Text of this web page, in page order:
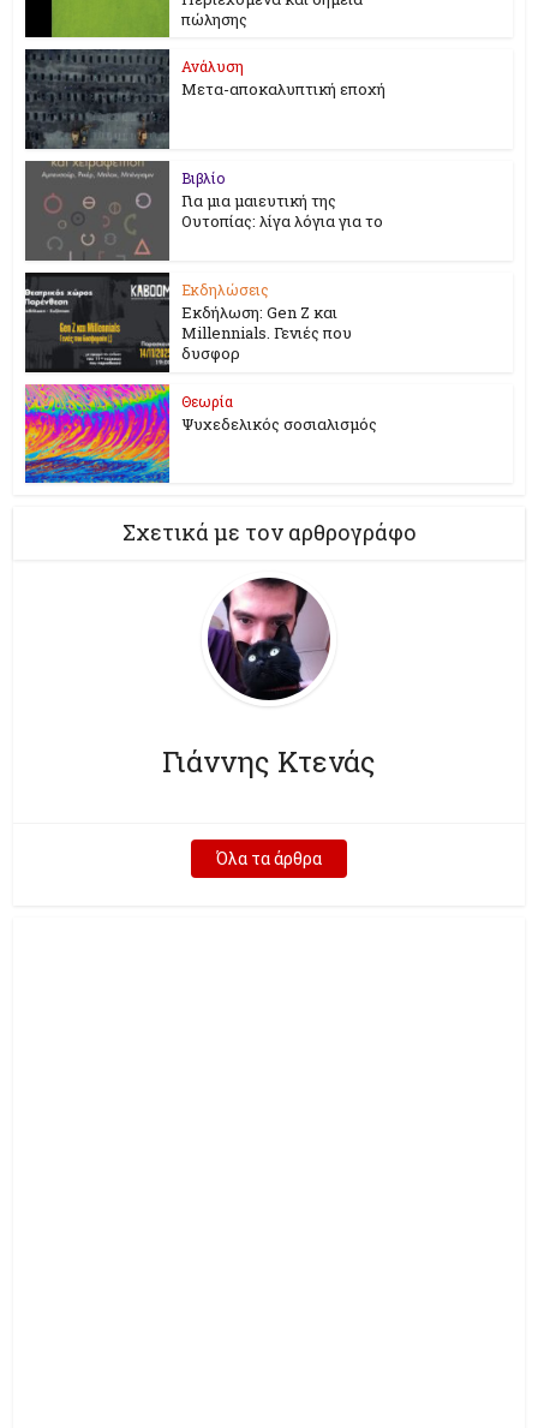
πώλησης
Ανάλυση
Μετα-αποκαλυπτική εποχή
Βιβλίο
Για μια μαιευτική της
Ουτοπίας: λίγα λόγια για το
Εκδηλώσεις
Εκδήλωση: Gen Z και
Millennials. Γενιές που
δυσφορ
Θεωρία
Ψυχεδελικός σοσιαλισμός
Σχετικά με τον αρθρογράφο
Γιάννης Κτενάς
Όλα τα άρθρα